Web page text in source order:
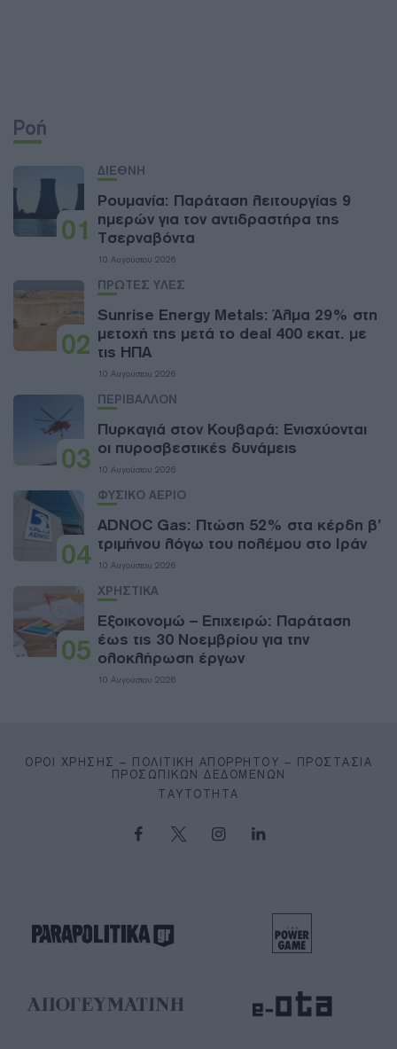
Ροή
01
ΔΙΕΘΝΗ
Ρουμανία: Παράταση λειτουργίας 9
ημερών για τον αντιδραστήρα της
Τσερναβόντα
10 Αυγούστου 2026
02
ΠΡΩΤΕΣ ΥΛΕΣ
Sunrise Energy Metals: Άλμα 29% στη
μετοχή της μετά το deal 400 εκατ. με
τις ΗΠΑ
10 Αυγούστου 2026
03
ΠΕΡΙΒΑΛΛΟΝ
Πυρκαγιά στον Κουβαρά: Ενισχύονται
οι πυροσβεστικές δυνάμεις
10 Αυγούστου 2026
04
ΦΥΣΙΚΟ ΑΕΡΙΟ
ADNOC Gas: Πτώση 52% στα κέρδη β’
τριμήνου λόγω του πολέμου στο Ιράν
10 Αυγούστου 2026
05
ΧΡΗΣΤΙΚΑ
Εξοικονομώ – Επιχειρώ: Παράταση
έως τις 30 Νοεμβρίου για την
ολοκλήρωση έργων
10 Αυγούστου 2026
ΌΡΟΙ ΧΡΉΣΗΣ – ΠΟΛΙΤΙΚΉ ΑΠΟΡΡΉΤΟΥ – ΠΡΟΣΤΑΣΊΑ
ΠΡΟΣΩΠΙΚΏΝ ΔΕΔΟΜΈΝΩΝ
ΤΑΥΤΌΤΗΤΑ